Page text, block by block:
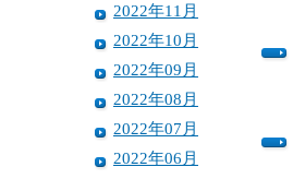
2022年11月
2022年10月
2022年09月
2022年08月
2022年07月
2022年06月